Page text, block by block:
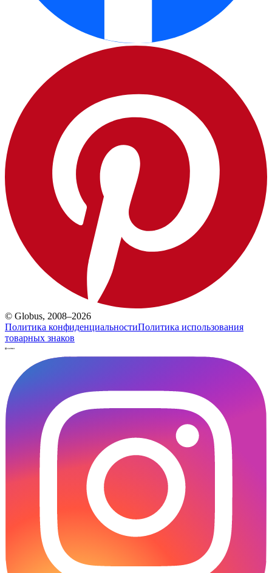
© Globus, 2008–2026
Политика конфиденциальностиПолитика использования
товарных знаков